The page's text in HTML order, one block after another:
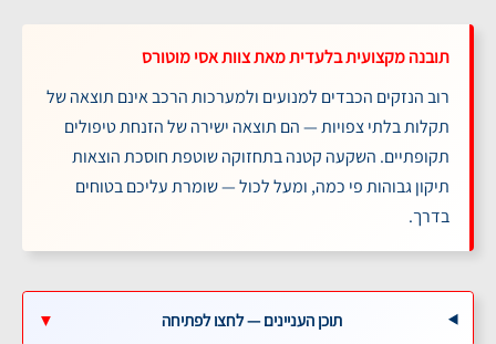
תובנה מקצועית בלעדית מאת צוות אסי מוטורס
רוב הנזקים הכבדים למנועים ולמערכות הרכב אינם תוצאה של
תקלות בלתי צפויות — הם תוצאה ישירה של הזנחת טיפולים
תקופתיים. השקעה קטנה בתחזוקה שוטפת חוסכת הוצאות
תיקון גבוהות פי כמה, ומעל לכול — שומרת עליכם בטוחים
בדרך.
תוכן העניינים — לחצו לפתיחה ▼